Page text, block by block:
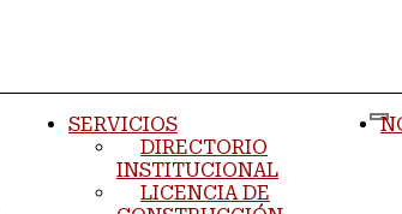
SERVICIOS
DIRECTORIO
INSTITUCIONAL
LICENCIA DE